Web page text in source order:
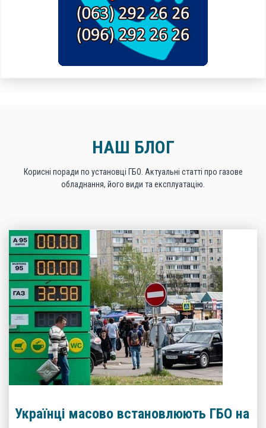
НАШ БЛОГ
Корисні поради по установці ГБО. Актуальні статті про газове
обладнання, його види та експлуатацію.
Українці масово встановлюють ГБО на